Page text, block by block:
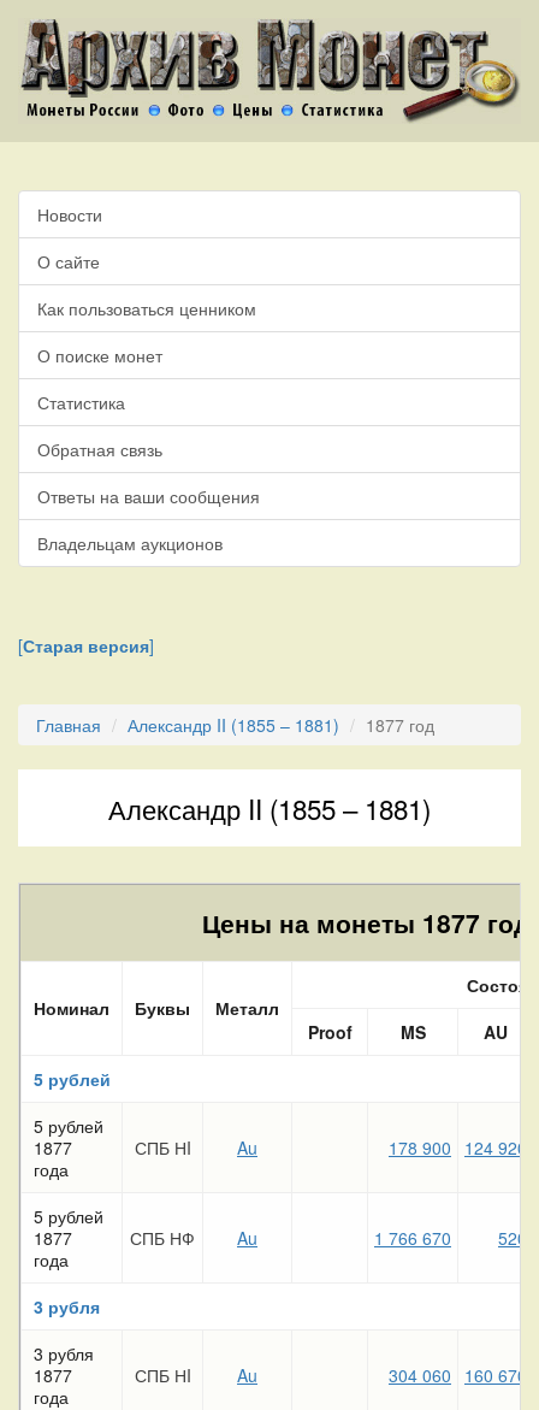
Новости
О сайте
Как пользоваться ценником
О поиске монет
Статистика
Обратная связь
Ответы на ваши сообщения
Владельцам аукционов
[Старая версия]
Главная Александр II (1855 – 1881) 1877 год
Александр II (1855 – 1881)
Цены на монеты 1877
Номинал Буквы Металл
Proof
MS
AU
5 рублей
5 рублей
1877
года
СПБ НI Au 178 900 124 920
5 рублей
1877
года
СПБ НФ Au 1 766 670 520
3 рубля
3 рубля
1877
года
СПБ НI Au 304 060 160 670